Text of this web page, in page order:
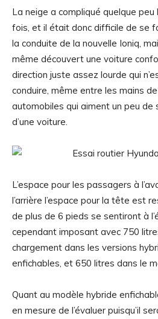
La neige a compliqué quelque peu
fois, et il était donc difficile de se
la conduite de la nouvelle Ioniq,
même découvert une voiture
direction juste assez lourde qui
conduire, même entre les mains
automobiles qui aiment un peu de
d’une voiture.
L’espace pour les passagers à
l’arrière l’espace pour la tête est
de plus de 6 pieds se sentiront à
cependant imposant avec 750
chargement dans les versions
enfichables, et 650 litres dans le
Quant au modèle hybride
en mesure de l’évaluer puisqu’il